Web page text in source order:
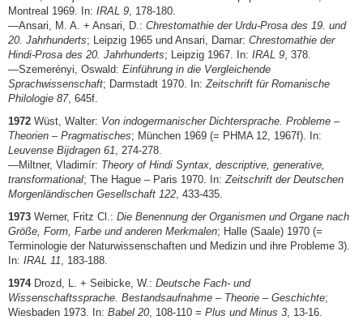
Montreal 1969. In: IRAL 9, 178-180.
—Ansari, M. A. + Ansari, D.: Chrestomathie der Urdu-Prosa des 19. und
20. Jahrhunderts; Leipzig 1965 und Ansari, Damar: Chrestomathie der
Hindi-Prosa des 20. Jahrhunderts; Leipzig 1967. In: IRAL 9, 378.
—Szemerényi, Oswald: Einführung in die Vergleichende
Sprachwissenschaft; Darmstadt 1970. In:Zeitschrift für Romanische
Philologie 87, 645f.
1972 Wüst, Walter: Von indogermanischer Dichtersprache. Probleme –
Theorien – Pragmatisches; München 1969 (= PHMA 12, 1967f). In:
Leuvense Bijdragen 61, 274-278.
—Miltner, Vladimír: Theory of Hindi Syntax, descriptive, generative,
transformational; The Hague – Paris 1970. In:Zeitschrift der Deutschen
Morgenländischen Gesellschaft 122, 433-435.
1973 Werner, Fritz Cl.: Die Benennung der Organismen und Organe nach
Größe, Form, Farbe und anderen Merkmalen; Halle (Saale) 1970 (=
Terminologie der Naturwissenschaften und Medizin und ihre Probleme 3).
In: IRAL 11, 183-188.
1974Drozd, L. + Seibicke, W.: Deutsche Fach- und
Wissenschaftssprache. Bestandsaufnahme – Theorie – Geschichte;
Wiesbaden 1973. In: Babel 20, 108-110 = Plus und Minus 3, 13-16.